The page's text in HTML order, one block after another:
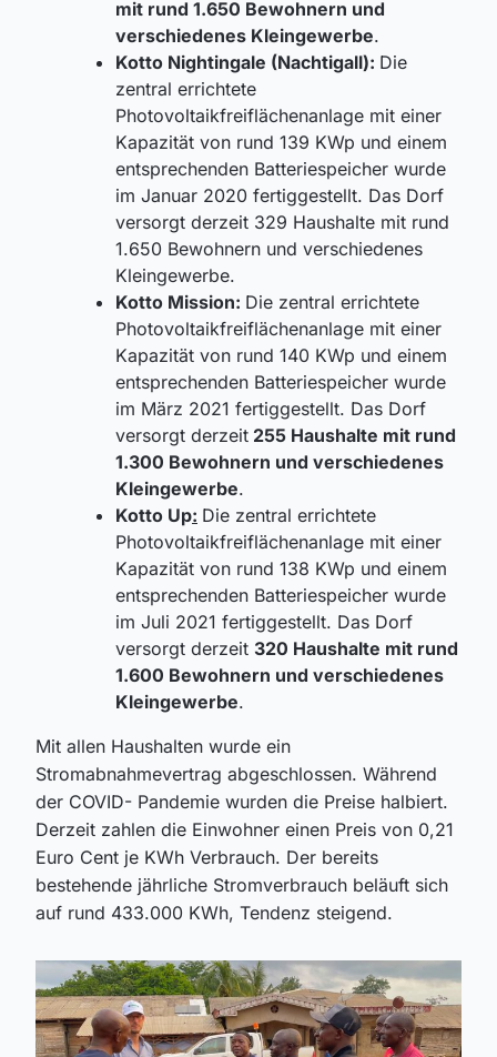
mit rund 1.650 Bewohnern und
verschiedenes Kleingewerbe.
Kotto Nightingale (Nachtigall): Die
zentral errichtete
Photovoltaikfreiflächenanlage mit einer
Kapazität von rund 139 KWp und einem
entsprechenden Batteriespeicher wurde
im Januar 2020 fertiggestellt. Das Dorf
versorgt derzeit 329 Haushalte mit rund
1.650 Bewohnern und verschiedenes
Kleingewerbe.
Kotto Mission: Die zentral errichtete
Photovoltaikfreiflächenanlage mit einer
Kapazität von rund 140 KWp und einem
entsprechenden Batteriespeicher wurde
im März 2021 fertiggestellt. Das Dorf
versorgt derzeit 255 Haushalte mit rund
1.300 Bewohnern und verschiedenes
Kleingewerbe.
Kotto Up: Die zentral errichtete
Photovoltaikfreiflächenanlage mit einer
Kapazität von rund 138 KWp und einem
entsprechenden Batteriespeicher wurde
im Juli 2021 fertiggestellt. Das Dorf
versorgt derzeit 320 Haushalte mit rund
1.600 Bewohnern und verschiedenes
Kleingewerbe.
Mit allen Haushalten wurde ein
Stromabnahmevertrag abgeschlossen. Während
der COVID- Pandemie wurden die Preise halbiert.
Derzeit zahlen die Einwohner einen Preis von 0,21
Euro Cent je KWh Verbrauch. Der bereits
bestehende jährliche Stromverbrauch beläuft sich
auf rund 433.000 KWh, Tendenz steigend.